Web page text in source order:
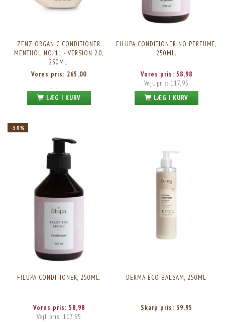
ZENZ ORGANIC CONDITIONER
MENTHOL NO. 11 - VERSION 2.0,
250ML.
Vores pris: 265,00
LÆG I KURV
FILUPA CONDITIONER NO PERFUME,
250ML.
Vores pris: 58,98
Vejl. pris: 117,95
LÆG I KURV
-50%
FILUPA CONDITIONER, 250ML.
Vores pris: 58,98
Vejl. pris: 117,95
DERMA ECO BALSAM, 250ML
Skarp pris: 39,95